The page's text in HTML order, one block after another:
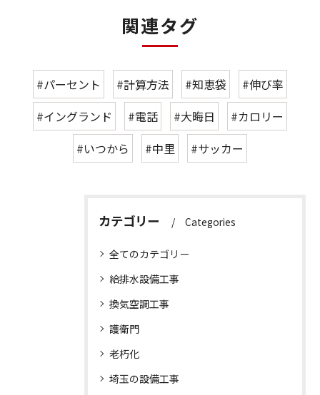
関連タグ
#パーセント #計算方法 #知恵袋
#伸び率
#イングランド
#電話 #大晦日
#カロリー
#いつから
#中里 #サッカー
カテゴリー Categories
全てのカテゴリー
給排水設備工事
換気空調工事
護衛門
老朽化
埼玉の設備工事